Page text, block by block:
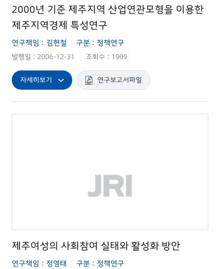
2000년 기준 제주지역 산업연관모형을 이용한
제주지역경제 특성연구
연구책임 : 김현철 구분 : 정책연구
발행일 : 2006-12-31 조회수 : 1909
자세히보기 연구보고서파일
제주여성의 사회참여 실태와 활성화 방안
연구책임 : 정영태 구분 : 정책연구